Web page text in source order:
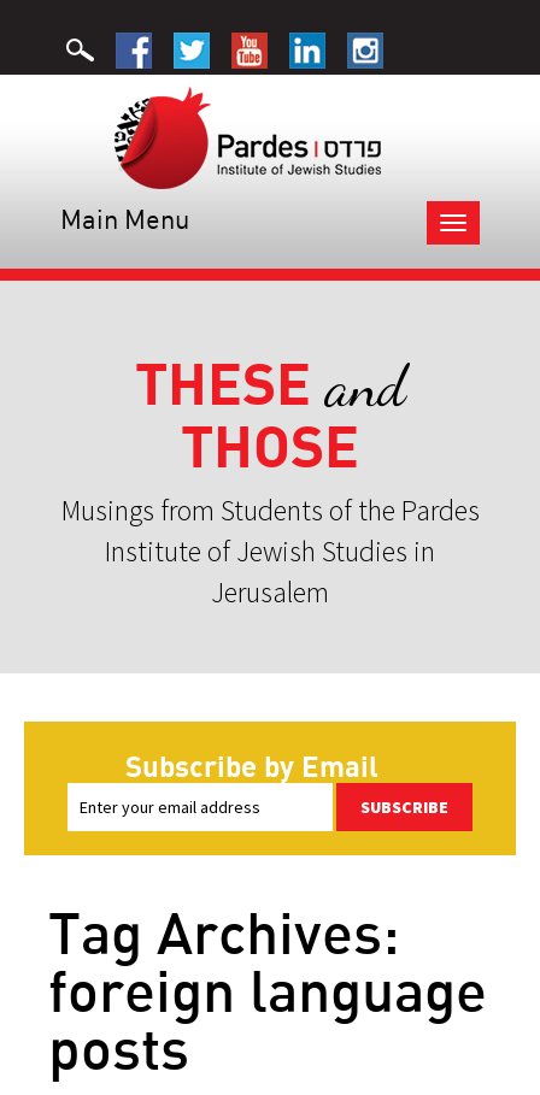
Toggle
navigation
Main Menu
THESE and
THOSE
Musings from Students of the Pardes
Institute of Jewish Studies in
Jerusalem
Subscribe by Email
SUBSCRIBE
Tag Archives:
foreign language
posts